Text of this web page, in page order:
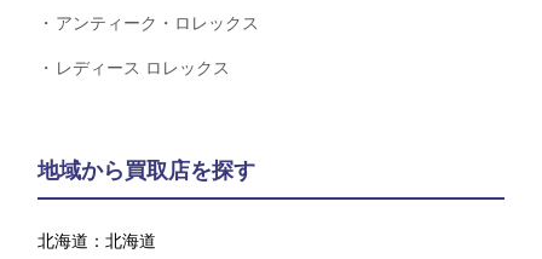
アンティーク・ロレックス
レディース ロレックス
地域から買取店を探す
北海道：北海道